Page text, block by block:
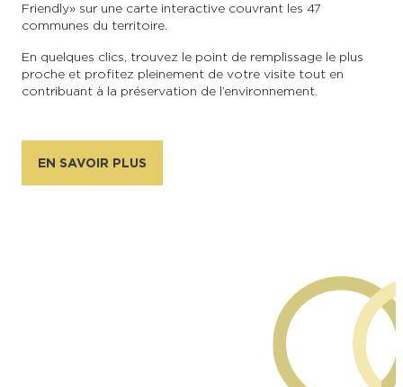
Friendly » sur une carte interactive couvrant les 47
communes du territoire.
En quelques clics, trouvez le point de remplissage le plus
proche et profitez pleinement de votre visite tout en
contribuant à la préservation de l’environnement.
EN SAVOIR PLUS